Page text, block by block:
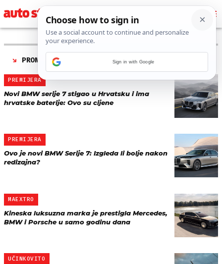
PRONAĐENO 13 REZULTATA ZA TAG “
PREMIJERA
Novi BMW serije 7 stigao u Hrvatsku i ima
hrvatske baterije: Ovo su cijene
PREMIJERA
Ovo je novi BMW Serije 7: Izgleda li bolje nakon
redizajna?
MAEXTRO
Kineska luksuzna marka je prestigla Mercedes,
BMW i Porsche u samo godinu dana
UČINKOVITO
Sign in with Google